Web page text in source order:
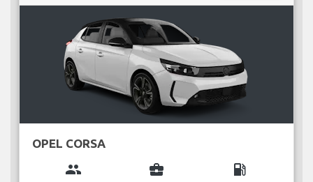
OPEL CORSA
group business_center local_gas_station